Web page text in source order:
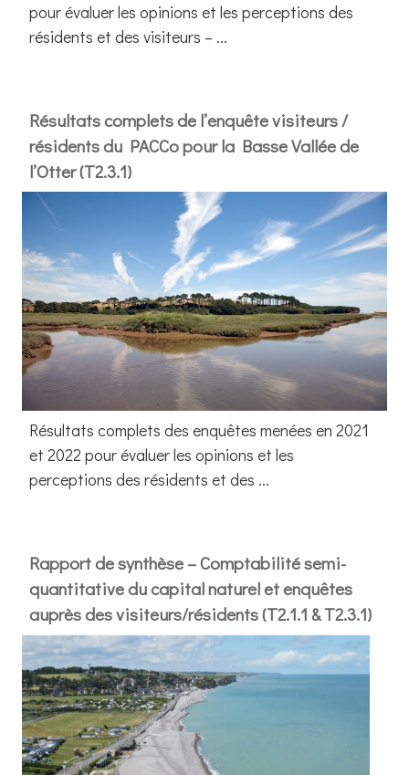
pour évaluer les opinions et les perceptions des
résidents et des visiteurs – ...
Résultats complets de l’enquête visiteurs /
résidents du PACCo pour la Basse Vallée de
l’Otter (T2.3.1)
Résultats complets des enquêtes menées en 2021
et 2022 pour évaluer les opinions et les
perceptions des résidents et des ...
Rapport de synthèse – Comptabilité semi-
quantitative du capital naturel et enquêtes
auprès des visiteurs/résidents (T2.1.1 & T2.3.1)